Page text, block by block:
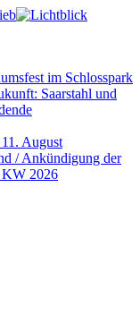
im Schlosspark
Saarstahl und
11. August
/ Ankündigung der
KW 2026